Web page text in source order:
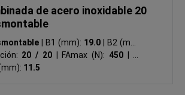
de acero inoxidable 20
B1 (mm): 19.0
B2 (mm):
20 / 20 FAmax (N): 450
11.5